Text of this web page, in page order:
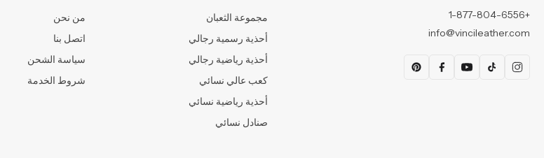
+1-877-804-6556
info@vincileather.com
مجموعة الثعبان
أحذية رسمية رجالي
أحذية رياضية رجالي
كعب عالي نسائي
أحذية رياضية نسائي
صنادل نسائي
من نحن
اتصل بنا
سياسة الشحن
شروط الخدمة